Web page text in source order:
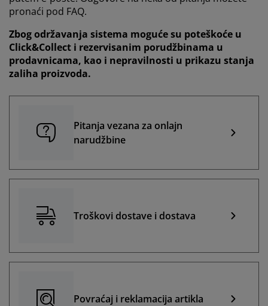
za spavaću sobu
kreveta
kreveta sa prostorom za odlaganje
kreveti
i zaštita nameštaja
rasveta
soba
pronaći pod FAQ.
Zbog održavanja sistema moguće su poteškoće u
Click&Collect i rezervisanim porudžbinama u
prodavnicama, kao i nepravilnosti u prikazu stanja
zaliha proizvoda.
Pitanja vezana za onlajn
narudžbine
Troškovi dostave i dostava
Povraćaj i reklamacija artikla